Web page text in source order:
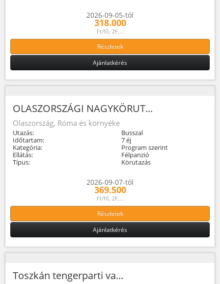
2026-09-05-tól
318.000
Ft/fő, 2F,...
Részletek
Ajánlatkérés
OLASZORSZÁGI NAGYKÖRUT...
Olaszország, Róma és környéke
Utazás:
Busszal
Időtartam:
7 éj
Kategória:
Program szerint
Ellátás:
Félpanzió
Típus:
Körutazás
2026-09-07-tól
369.500
Ft/fő, 2F,...
Részletek
Ajánlatkérés
Toszkán tengerparti va...